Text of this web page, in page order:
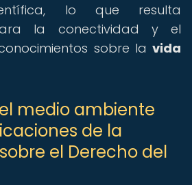
lo que resulta
la conectividad y el
sobre la vida
medio ambiente
de la
el Derecho del